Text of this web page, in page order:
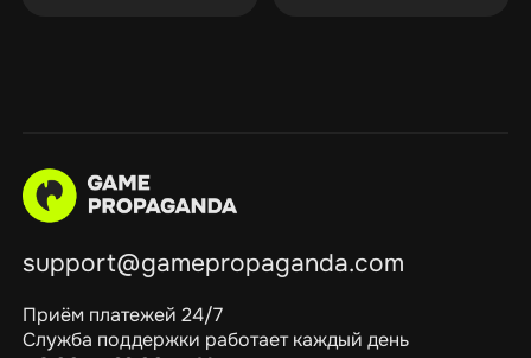
support@gamepropaganda.com
Приём платежей 24/7
Служба поддержки работает каждый день